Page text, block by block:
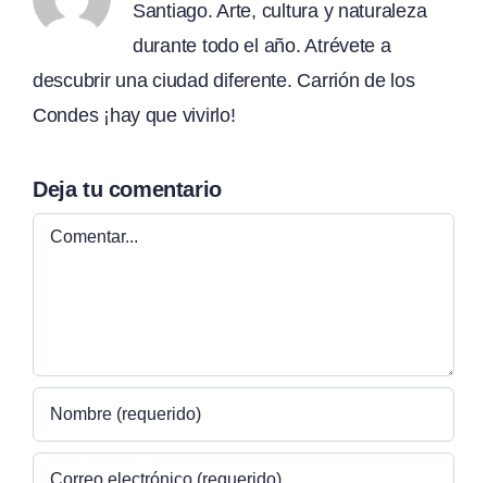
Santiago. Arte, cultura y naturaleza
durante todo el año. Atrévete a
descubrir una ciudad diferente. Carrión de los
Condes ¡hay que vivirlo!
Deja tu comentario
Comentar